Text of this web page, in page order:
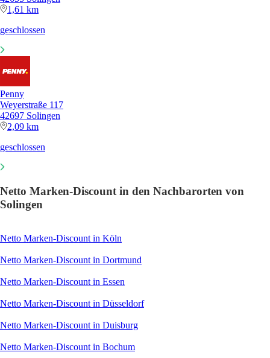
1,61 km
geschlossen
Penny
Weyerstraße 117
42697 Solingen
2,09 km
geschlossen
Netto Marken-Discount in den Nachbarorten von
Solingen
Netto Marken-Discount in Köln
Netto Marken-Discount in Dortmund
Netto Marken-Discount in Essen
Netto Marken-Discount in Düsseldorf
Netto Marken-Discount in Duisburg
Netto Marken-Discount in Bochum